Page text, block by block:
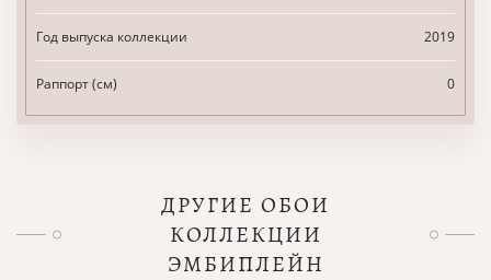
Год выпуска коллекции 2019
Раппорт (см) 0
ДРУГИЕ ОБОИ
КОЛЛЕКЦИИ
ЭМБИПЛЕЙН